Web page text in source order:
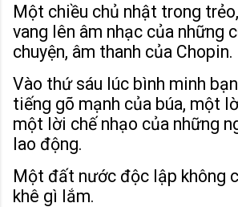
Một chiều chủ nhật trong
vang lên âm nhạc của những
chuyện, âm thanh của Chopin.
Vào thứ sáu lúc bình minh
tiếng gõ mạnh của búa, một
một lời chế nhạo của những
lao động.
Một đất nước độc lập không
khê gì lắm.